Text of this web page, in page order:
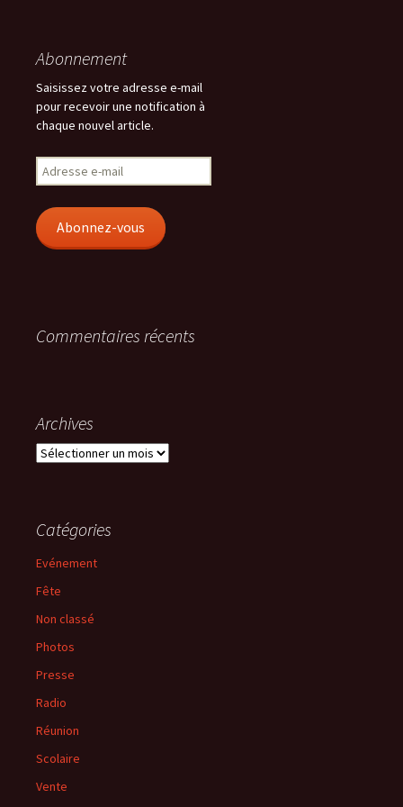
Abonnement
Saisissez votre adresse e-mail
pour recevoir une notification à
chaque nouvel article.
Adresse
e-
Abonnez-vous
Commentaires récents
Archives
Archives
Catégories
Evénement
Fête
Non classé
Photos
Presse
Radio
Réunion
Scolaire
Vente